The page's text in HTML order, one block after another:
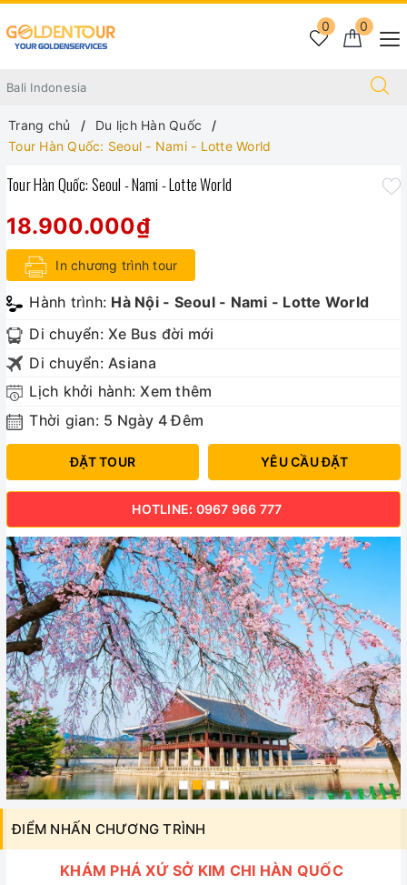
0
0
Trang chủ
Du lịch Hàn Quốc
Tour Hàn Quốc: Seoul - Nami - Lotte World
ĐIỂM NHẤN CHƯƠNG TRÌNH
KHÁM PHÁ XỨ SỞ KIM CHI HÀN QUỐC
Tour Hàn Quốc: Seoul - Nami - Lotte World
18.900.000₫
In chương trình tour
Hành trình: Hà Nội - Seoul - Nami - Lotte World
Di chuyển: Xe Bus đời mới
Di chuyển: Asiana
Lịch khởi hành:Xem thêm
Thời gian: 5 Ngày 4 Đêm
ĐẶT TOUR YÊU CẦU ĐẶT
HOTLINE: 0967 966 777